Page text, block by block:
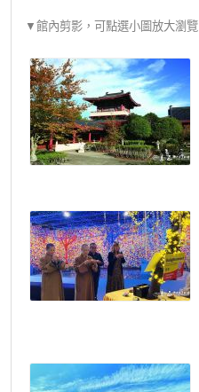
▼館內剪影，可點選小圖放大瀏覽